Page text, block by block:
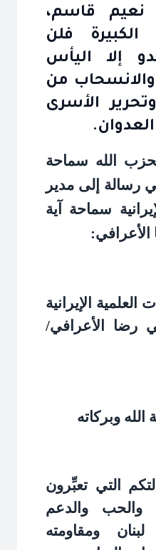
قاسم،
فلن
إلا اليأس
والانسحاب من
الأسرى
لحزب الله سماحة
رسالة إلى مدير
سماحة آية
الأعرافي:
الإيرانية
رضا الأعرافي/
وبركاته
التي تعبِّرون
والحب والدعم
ومقاومته